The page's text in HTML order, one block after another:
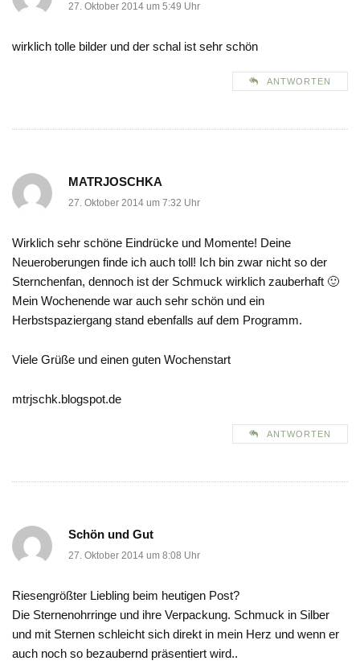
27. Oktober 2014 um 5:49 Uhr
wirklich tolle bilder und der schal ist sehr schön
ANTWORTEN
MATRJOSCHKA
27. Oktober 2014 um 7:32 Uhr
Wirklich sehr schöne Eindrücke und Momente! Deine
Neueroberungen finde ich auch toll! Ich bin zwar nicht so der
Sternchenfan, dennoch ist der Schmuck wirklich zauberhaft 🙂
Mein Wochenende war auch sehr schön und ein
Herbstspaziergang stand ebenfalls auf dem Programm.
Viele Grüße und einen guten Wochenstart
mtrjschk.blogspot.de
ANTWORTEN
Schön und Gut
27. Oktober 2014 um 8:08 Uhr
Riesengrößter Liebling beim heutigen Post?
Die Sternenohrringe und ihre Verpackung. Schmuck in Silber
und mit Sternen schleicht sich direkt in mein Herz und wenn er
auch noch so bezaubernd präsentiert wird..